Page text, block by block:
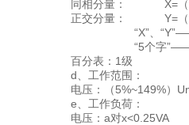
同相分量： X=（
正交分量： Y=（
“X”、“Y”——仪
“5个字”——仪
百分表：1级
d、工作范围：
电压：（5%~149%）
e、工作负荷：
电压：a对